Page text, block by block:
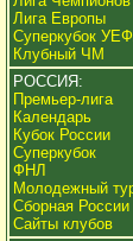
Лига Европы
Суперкубок
Клубный ЧМ
РОССИЯ:
Премьер-лига
Календарь
Кубок России
Суперкубок
ФНЛ
Молодежный
Сборная России
Сайты клубов